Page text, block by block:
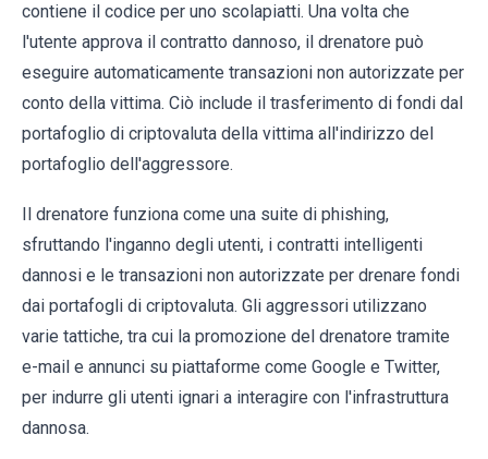
contiene il codice per uno scolapiatti. Una volta che
l'utente approva il contratto dannoso, il drenatore può
eseguire automaticamente transazioni non autorizzate per
conto della vittima. Ciò include il trasferimento di fondi dal
portafoglio di criptovaluta della vittima all'indirizzo del
portafoglio dell'aggressore.
Il drenatore funziona come una suite di phishing,
sfruttando l'inganno degli utenti, i contratti intelligenti
dannosi e le transazioni non autorizzate per drenare fondi
dai portafogli di criptovaluta. Gli aggressori utilizzano
varie tattiche, tra cui la promozione del drenatore tramite
e-mail e annunci su piattaforme come Google e Twitter,
per indurre gli utenti ignari a interagire con l'infrastruttura
dannosa.